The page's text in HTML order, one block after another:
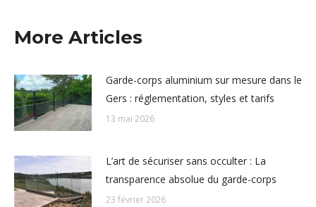
More Articles
Garde-corps aluminium sur mesure dans le
Gers : réglementation, styles et tarifs
13 mai 2026
L’art de sécuriser sans occulter : La
transparence absolue du garde-corps
23 février 2026